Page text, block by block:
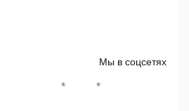
Мы в соцсетях
* *